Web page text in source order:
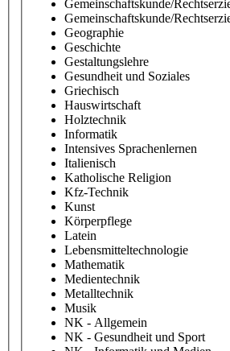
Gemeinschaftskunde/
Gemeinschaftskunde/
Geographie
Geschichte
Gestaltungslehre
Gesundheit und Soziales
Griechisch
Hauswirtschaft
Holztechnik
Informatik
Intensives Sprachenlernen
Italienisch
Katholische Religion
Kfz-Technik
Kunst
Körperpflege
Latein
Lebensmitteltechnologie
Mathematik
Medientechnik
Metalltechnik
Musik
NK - Allgemein
NK - Gesundheit und Sport